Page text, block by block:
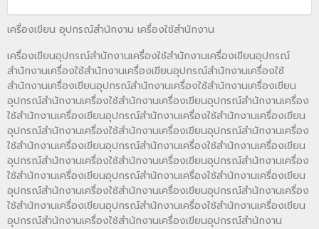
เครื่องเขียน อุปกรณ์สำนักงาน เครื่องใช้สำนักงาน
เครื่องเขียนอุปกรณ์สำนักงานเครื่องใช้สำนักงานเครื่องเขียนอุปกรณ์
สำนักงานเครื่องใช้สำนักงานเครื่องเขียนอุปกรณ์สำนักงานเครื่องใช้
สำนักงานเครื่องเขียนอุปกรณ์สำนักงานเครื่องใช้สำนักงานเครื่องเขียน
อุปกรณ์สำนักงานเครื่องใช้สำนักงานเครื่องเขียนอุปกรณ์สำนักงานเครื่อง
ใช้สำนักงานเครื่องเขียนอุปกรณ์สำนักงานเครื่องใช้สำนักงานเครื่องเขียน
อุปกรณ์สำนักงานเครื่องใช้สำนักงานเครื่องเขียนอุปกรณ์สำนักงานเครื่อง
ใช้สำนักงานเครื่องเขียนอุปกรณ์สำนักงานเครื่องใช้สำนักงานเครื่องเขียน
อุปกรณ์สำนักงานเครื่องใช้สำนักงานเครื่องเขียนอุปกรณ์สำนักงานเครื่อง
ใช้สำนักงานเครื่องเขียนอุปกรณ์สำนักงานเครื่องใช้สำนักงานเครื่องเขียน
อุปกรณ์สำนักงานเครื่องใช้สำนักงานเครื่องเขียนอุปกรณ์สำนักงานเครื่อง
ใช้สำนักงานเครื่องเขียนอุปกรณ์สำนักงานเครื่องใช้สำนักงานเครื่องเขียน
อุปกรณ์สำนักงานเครื่องใช้สำนักงานเครื่องเขียนอุปกรณ์สำนักงาน